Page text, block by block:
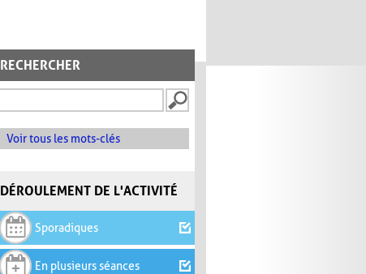
RECHERCHER
Voir tous les mots-clés
DÉROULEMENT DE L'ACTIVITÉ
Sporadiques
En plusieurs séances